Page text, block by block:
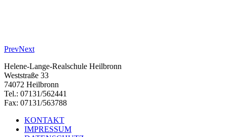
PrevNext
Helene-Lange-Realschule Heilbronn
Weststraße 33
74072 Heilbronn
Tel.: 07131/562441
Fax: 07131/563788
KONTAKT
IMPRESSUM